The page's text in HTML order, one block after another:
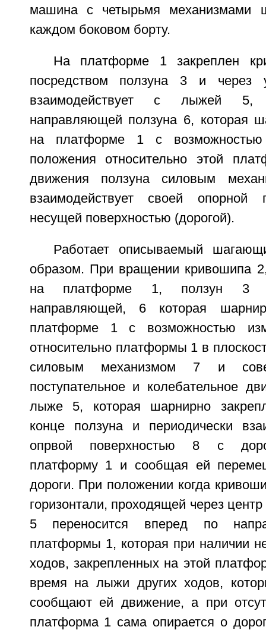
машина с четырьмя механизмами
каждом боковом борту.
На платформе 1 закреплен
посредством ползуна 3 и через
взаимодействует с лыжей 5,
направляющей ползуна 6, которая
на платформе 1 с возможностью
положения относительно этой
движения ползуна силовым
взаимодействует своей
несущей поверхностью (дорогой).
Работает описываемый
образом. При вращении кривошипа
на платформе 1, ползун 3
направляющей, 6 которая
платформе 1 с возможностью
относительно платформы 1 в
силовым механизмом 7 и
поступательное и колебательное
лыже 5, которая шарнирно
конце ползуна и периодически
опрвой поверхностью 8 с
платформу 1 и сообщая ей
дороги. При положении когда
горизонтали, проходящей через
5 переносится вперед по
платформы 1, которая при наличии
ходов, закрепленных на этой
время на лыжи других ходов,
сообщают ей движение, а при
платформа 1 сама опирается о